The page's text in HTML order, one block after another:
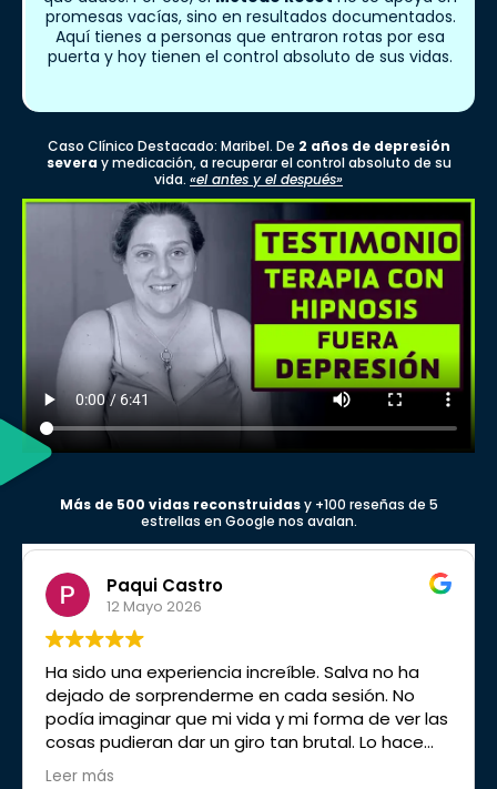
promesas vacías, sino en resultados documentados.
Aquí tienes a personas que entraron rotas por esa
puerta y hoy tienen el control absoluto de sus vidas.
Caso Clínico Destacado: Maribel. De 2 años de depresión
severa y medicación, a recuperar el control absoluto de su
vida. «el antes y el después»
Más de 500 vidas reconstruidasy +100 reseñas de 5
estrellas en Google nos avalan.
Paqui Castro
12 Mayo 2026
Ha sido una experiencia increíble. Salva no ha
dejado de sorprenderme en cada sesión. No
podía imaginar que mi vida y mi forma de ver las
cosas pudieran dar un giro tan brutal. Lo hace
sencillo. Está dentro de ti cambiar y no sufrir
Leer más